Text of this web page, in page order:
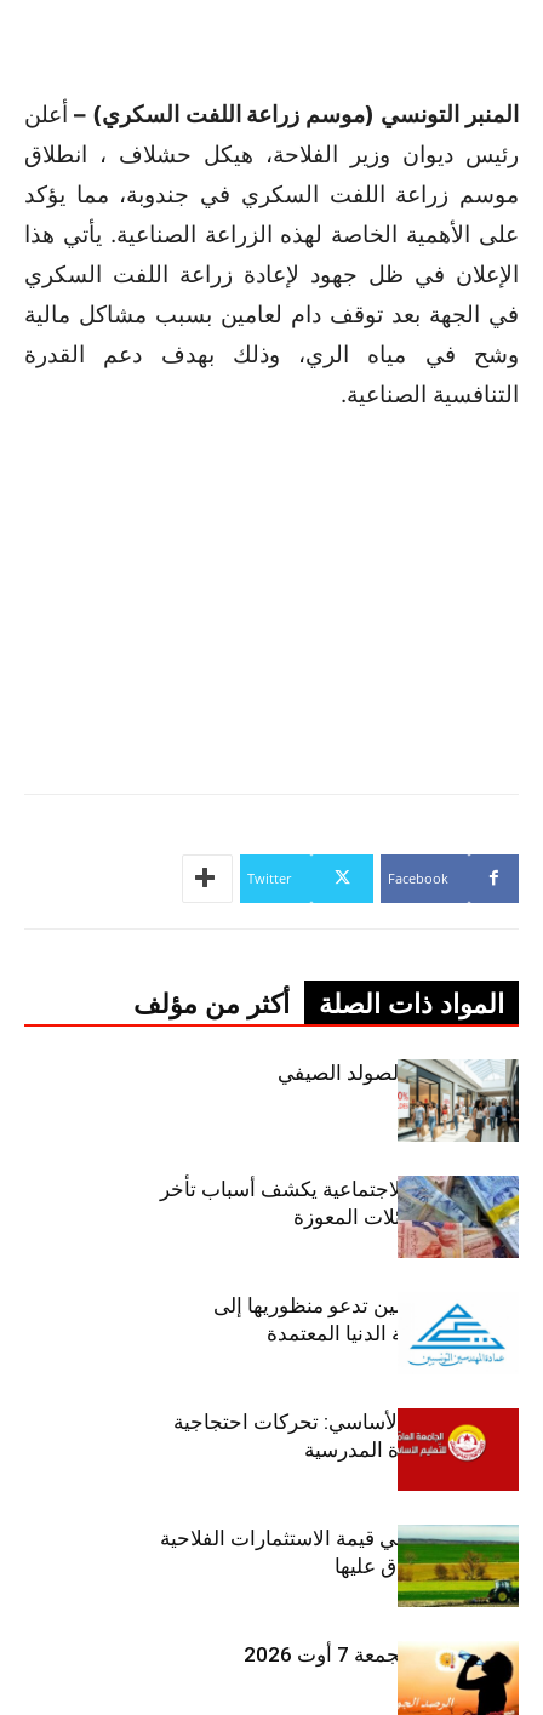
المنبر التونسي (موسم زراعة اللفت السكري) – أعلن
رئيس ديوان وزير الفلاحة، هيكل حشلاف ، انطلاق
موسم زراعة اللفت السكري في جندوبة، مما يؤكد
على الأهمية الخاصة لهذه الزراعة الصناعية. يأتي هذا
الإعلان في ظل جهود لإعادة زراعة اللفت السكري
في الجهة بعد توقف دام لعامين بسبب مشاكل مالية
وشح في مياه الري، وذلك بهدف دعم القدرة
التنافسية الصناعية.
Facebook
Twitter
المواد ذات الصلة أكثر من مؤلف
اليوم: إنطلاق الصولد الصيفي
وزير الشؤون الاجتماعية يكشف أسباب تأخر
صرف منح العائلات المعوزة
عمادة المهندسين تدعو منظوريها إلى
احترام التعريفة الدنيا المعتمدة
جامعة التعليم الأساسي: تحركات احتجاجية
تزامنا مع العودة المدرسية
ارتفاع بـ15% في قيمة الاستثمارات الفلاحية
الخاصة المصادق عليها
طقس اليوم الجمعة 7 أوت 2026